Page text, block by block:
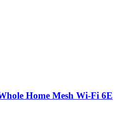
Home Mesh Wi-Fi 6E